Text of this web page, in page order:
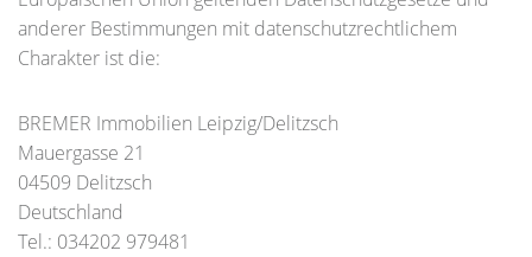
anderer Bestimmungen mit datenschutzrechtlichem
Charakter ist die:
BREMER Immobilien Leipzig/Delitzsch
Mauergasse 21
04509 Delitzsch
Deutschland
Tel.: 034202 979481